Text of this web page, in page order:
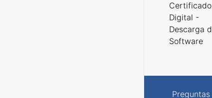
Certificado
Digital -
Descarga
Software